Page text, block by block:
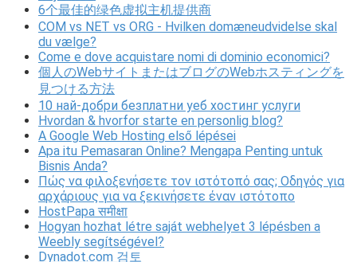
6个最佳的绿色虚拟主机提供商
COM vs NET vs ORG - Hvilken domæneudvidelse skal
du vælge?
Come e dove acquistare nomi di dominio economici?
個人のWebサイトまたはブログのWebホスティングを
見つける方法
10 най-добри безплатни уеб хостинг услуги
Hvordan & hvorfor starte en personlig blog?
A Google Web Hosting első lépései
Apa itu Pemasaran Online? Mengapa Penting untuk
Bisnis Anda?
Πώς να φιλοξενήσετε τον ιστότοπό σας; Οδηγός για
αρχάριους για να ξεκινήσετε έναν ιστότοπο
HostPapa समीक्षा
Hogyan hozhat létre saját webhelyet 3 lépésben a
Weebly segítségével?
Dynadot.com 검토